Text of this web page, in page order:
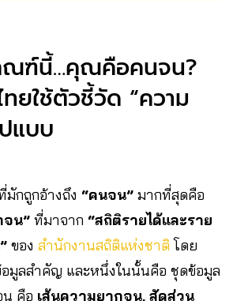
ณฑ์นี้…คุณคือคนจน?
ทยใช้ตัวชี้วัด “ความ
แบบ
กถูกอ้างถึง “คนจน” มากที่สุดคือ
จน” ที่มาจาก “สถิติรายได้และราย
ของ สำนักงานสถิติแห่งชาติ โดย
อมูลสำคัญ และหนึ่งในนั้นคือ ชุดข้อมูล
น คือ เส้นความยากจน, สัดส่วน